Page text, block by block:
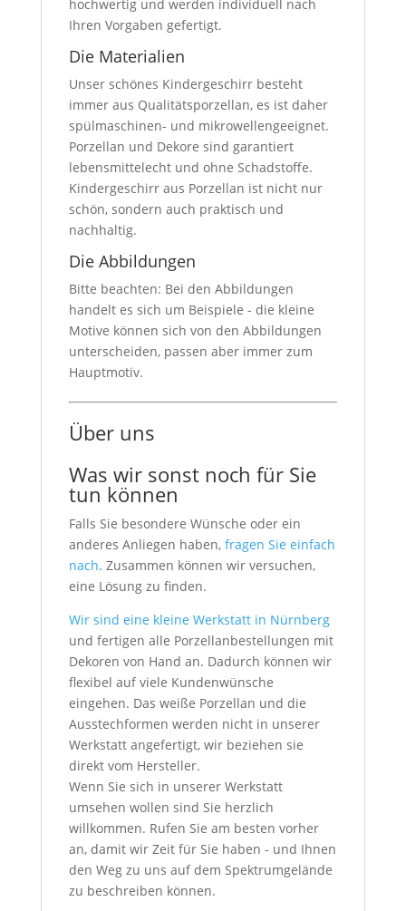
hochwertig und werden individuell nach
Ihren Vorgaben gefertigt.
Die Materialien
Unser schönes Kindergeschirr besteht
immer aus Qualitätsporzellan, es ist daher
spülmaschinen- und mikrowellengeeignet.
Porzellan und Dekore sind garantiert
lebensmittelecht und ohne Schadstoffe.
Kindergeschirr aus Porzellan ist nicht nur
schön, sondern auch praktisch und
nachhaltig.
Die Abbildungen
Bitte beachten: Bei den Abbildungen
handelt es sich um Beispiele - die kleine
Motive können sich von den Abbildungen
unterscheiden, passen aber immer zum
Hauptmotiv.
Über uns
Was wir sonst noch für Sie
tun können
Falls Sie besondere Wünsche oder ein
anderes Anliegen haben, fragen Sie einfach
nach. Zusammen können wir versuchen,
eine Lösung zu finden.
Wir sind eine kleine Werkstatt in Nürnberg
und fertigen alle Porzellanbestellungen mit
Dekoren von Hand an. Dadurch können wir
flexibel auf viele Kundenwünsche
eingehen. Das weiße Porzellan und die
Ausstechformen werden nicht in unserer
Werkstatt angefertigt, wir beziehen sie
direkt vom Hersteller.
Wenn Sie sich in unserer Werkstatt
umsehen wollen sind Sie herzlich
willkommen. Rufen Sie am besten vorher
an, damit wir Zeit für Sie haben - und Ihnen
den Weg zu uns auf dem Spektrumgelände
zu beschreiben können.